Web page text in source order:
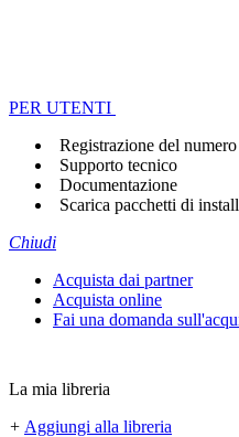
PER UTENTI
Registrazione del
Supporto tecnico
Documentazione
Scarica pacchetti di
Chiudi
Acquista dai partner
Acquista online
Fai una domanda
La mia libreria
+ Aggiungi alla libreria